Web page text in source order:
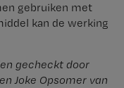
gebruiken met
kan de werking
gecheckt door
Joke Opsomer van